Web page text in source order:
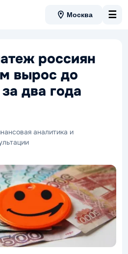
Москва ☰
россиян
вырос до
два года
аналитика и